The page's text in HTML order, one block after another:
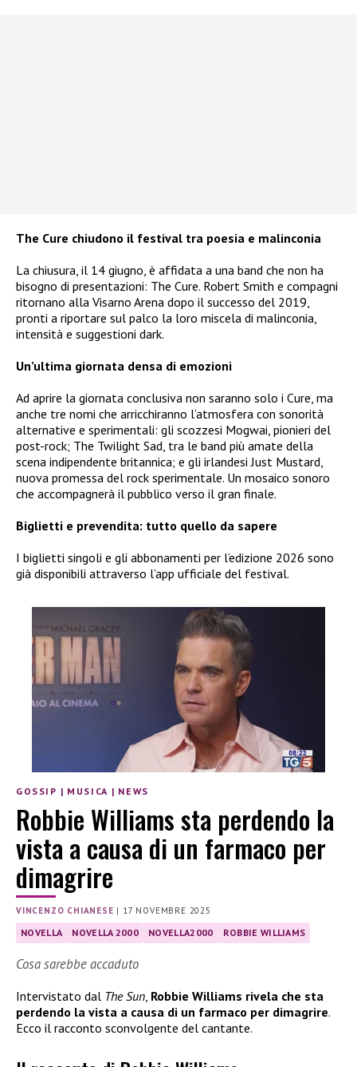
The Cure chiudono il festival tra poesia e malinconia
La chiusura, il 14 giugno, è affidata a una band che non ha
bisogno di presentazioni: The Cure. Robert Smith e compagni
ritornano alla Visarno Arena dopo il successo del 2019,
pronti a riportare sul palco la loro miscela di malinconia,
intensità e suggestioni dark.
Un’ultima giornata densa di emozioni
Ad aprire la giornata conclusiva non saranno solo i Cure, ma
anche tre nomi che arricchiranno l’atmosfera con sonorità
alternative e sperimentali: gli scozzesi Mogwai, pionieri del
post-rock; The Twilight Sad, tra le band più amate della
scena indipendente britannica; e gli irlandesi Just Mustard,
nuova promessa del rock sperimentale. Un mosaico sonoro
che accompagnerà il pubblico verso il gran finale.
Biglietti e prevendita: tutto quello da sapere
I biglietti singoli e gli abbonamenti per l’edizione 2026 sono
già disponibili attraverso l’app ufficiale del festival.
GOSSIP | MUSICA | NEWS
Robbie Williams sta perdendo la
vista a causa di un farmaco per
dimagrire
VINCENZO CHIANESE | 17 NOVEMBRE 2025
NOVELLA NOVELLA 2000 NOVELLA2000 ROBBIE WILLIAMS
Cosa sarebbe accaduto
Intervistato dal The Sun, Robbie Williams rivela che sta
perdendo la vista a causa di un farmaco per dimagrire.
Ecco il racconto sconvolgente del cantante.